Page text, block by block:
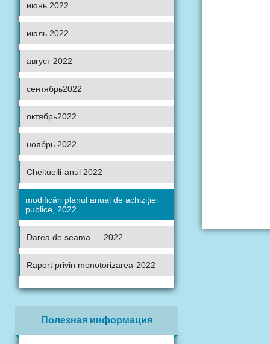
июнь 2022
июль 2022
август 2022
сентябрь2022
октябрь2022
ноябрь 2022
Cheltueili-anul 2022
modificări planul anual de achiziției
publice, 2022
Darea de seama — 2022
Raport privin monotorizarea-2022
Полезная информация